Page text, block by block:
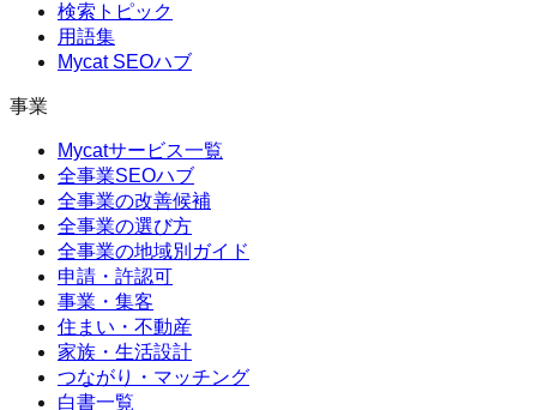
検索トピック
用語集
Mycat SEOハブ
事業
Mycatサービス一覧
全事業SEOハブ
全事業の改善候補
全事業の選び方
全事業の地域別ガイド
申請・許認可
事業・集客
住まい・不動産
家族・生活設計
つながり・マッチング
白書一覧